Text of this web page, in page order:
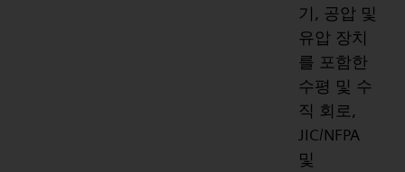
기, 공압 및
유압 장치
를 포함한
수평 및 수
직 회로,
JIC/NFPA
및